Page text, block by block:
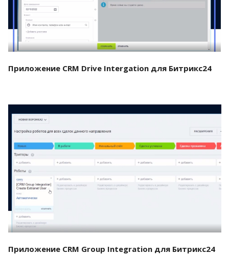
Приложение CRM Drive Intergation для Битрикс24
Смотреть проект
Приложение CRM Group Integration для Битрикс24